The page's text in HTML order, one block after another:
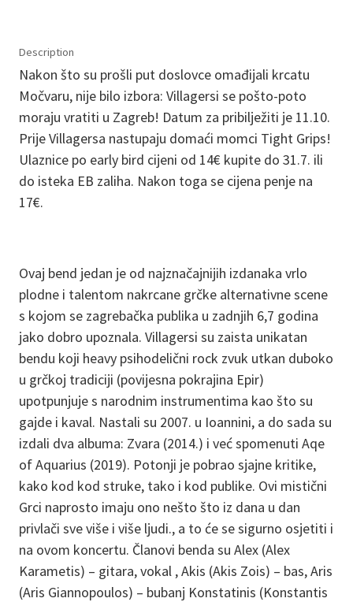
Description
Nakon što su prošli put doslovce omađijali krcatu
Močvaru, nije bilo izbora: Villagersi se pošto-poto
moraju vratiti u Zagreb! Datum za pribilježiti je 11.10.
Prije Villagersa nastupaju domaći momci Tight Grips!
Ulaznice po early bird cijeni od 14€ kupite do 31.7. ili
do isteka EB zaliha. Nakon toga se cijena penje na
17€.
Ovaj bend jedan je od najznačajnijih izdanaka vrlo
plodne i talentom nakrcane grčke alternativne scene
s kojom se zagrebačka publika u zadnjih 6,7 godina
jako dobro upoznala. Villagersi su zaista unikatan
bendu koji heavy psihodelični rock zvuk utkan duboko
u grčkoj tradiciji (povijesna pokrajina Epir)
upotpunjuje s narodnim instrumentima kao što su
gajde i kaval. Nastali su 2007. u Ioannini, a do sada su
izdali dva albuma: Zvara (2014.) i već spomenuti Aqe
of Aquarius (2019). Potonji je pobrao sjajne kritike,
kako kod kod struke, tako i kod publike. Ovi mistični
Grci naprosto imaju ono nešto što iz dana u dan
privlači sve više i više ljudi., a to će se sigurno osjetiti i
na ovom koncertu. Članovi benda su Alex (Alex
Karametis) – gitara, vokal , Akis (Akis Zois) – bas, Aris
(Aris Giannopoulos) – bubanj Konstatinis (Konstantis